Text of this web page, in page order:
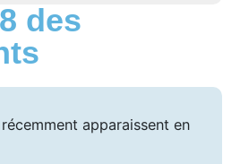
des
apparaissent en